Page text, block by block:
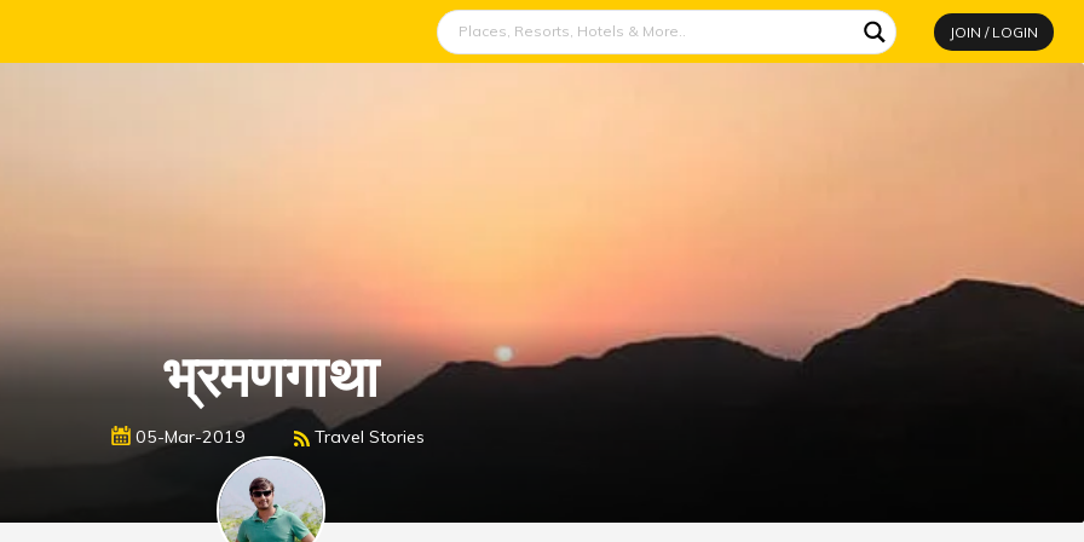
JOIN / LOGIN
भ्रमणगाथा
05-Mar-2019 Travel Stories